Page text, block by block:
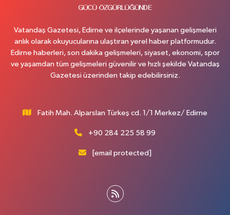
Vatandaş Gazetesi, Edirne ve ilçelerinde yaşanan gelişmeleri
anlık olarak okuyucularına ulaştıran yerel haber platformudur.
Edirne haberleri, son dakika gelişmeleri, siyaset, ekonomi, spor
ve yaşamdan tüm gelişmeleri güvenilir ve hızlı şekilde Vatandaş
Gazetesi üzerinden takip edebilirsiniz.
Fatih Mah. Alparslan Türkeş cd. 1/1 Merkez/ Edirne
+90 284 225 58 99
[email protected]